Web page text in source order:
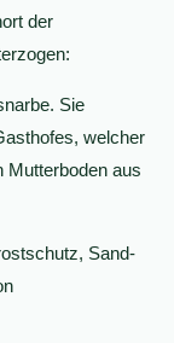
der
Sie
welcher
Mutterboden aus
Sand-